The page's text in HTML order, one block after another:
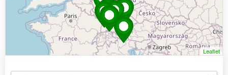
Leaflet